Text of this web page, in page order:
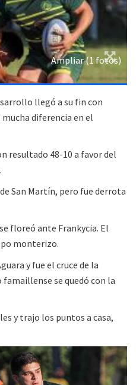
Ampliar (1 fotos)
llegó a su fin con
diferencia en el
resultado 48-10 a favor del
San Martín, pero fue derrota
floreó ante Frankycia. El
monterizo.
y fue el cruce de la
se quedó con la
y trajo los puntos a casa,